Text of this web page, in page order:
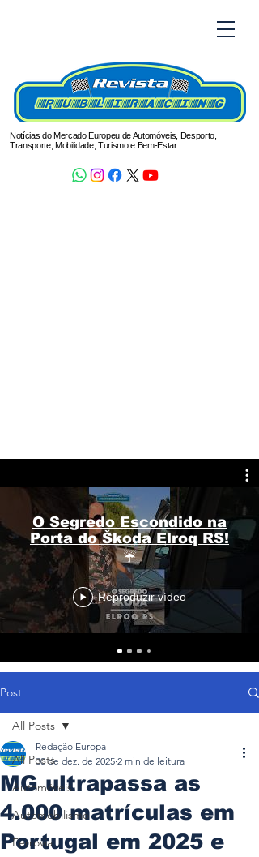
Notícias do Mercado Europeu de Automóveis, Desporto,
Transporte, Mobilidade, Turismo e Bem-Estar
O Segredo Escondido na
Porta do Škoda Elroq RS!
☔
Reproduzir vídeo
Post
All Posts
Automóveis
Automobilismo
Ferrovia
All Posts
MG ultrapassa as
4.000 matrículas em
Portugal em 2025 e
Redação Europa
30 de dez. de 2025 2 min de leitura